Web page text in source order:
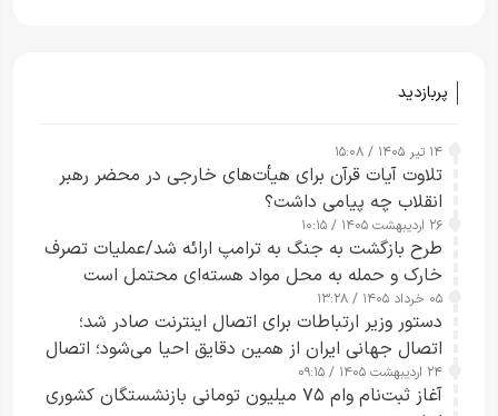
پربازدید
۱۴ تیر ۱۴۰۵ / ۱۵:۰۸
تلاوت آیات قرآن برای هیأت‌های خارجی در محضر رهبر
انقلاب چه پیامی داشت؟
۲۶ اردیبهشت ۱۴۰۵ / ۱۰:۱۵
طرح‌ بازگشت به جنگ به ترامپ ارائه شد/عملیات تصرف
خارک و حمله به محل مواد هسته‌ای محتمل است
۰۵ خرداد ۱۴۰۵ / ۱۳:۲۸
دستور وزیر ارتباطات برای اتصال اینترنت صادر شد؛
اتصال جهانی ایران از همین دقایق احیا می‌شود؛ اتصال
کامل مردم تا ۲۴ ساعت آینده
۲۴ اردیبهشت ۱۴۰۵ / ۰۹:۱۵
آغاز ثبت‌نام وام ۷۵ میلیون تومانی بازنشستگان کشوری